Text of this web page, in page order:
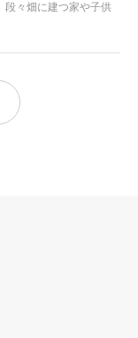
段々畑に建つ家や子供